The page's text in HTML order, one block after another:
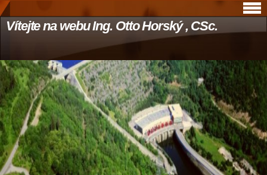
Vítejte na webu Ing. Otto Horský , CSc.